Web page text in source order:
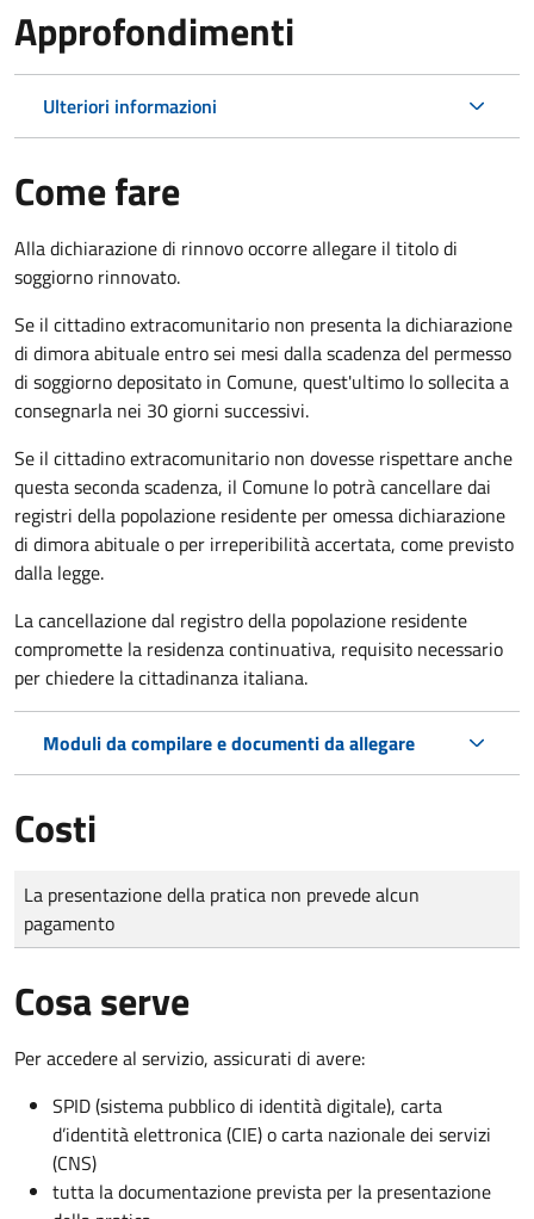
Approfondimenti
Ulteriori informazioni
Come fare
Alla dichiarazione di rinnovo occorre allegare il titolo di
soggiorno rinnovato.
Se il cittadino extracomunitario non presenta la dichiarazione
di dimora abituale entro sei mesi dalla scadenza del permesso
di soggiorno depositato in Comune, quest'ultimo lo sollecita a
consegnarla nei 30 giorni successivi.
Se il cittadino extracomunitario non dovesse rispettare anche
questa seconda scadenza, il Comune lo potrà cancellare dai
registri della popolazione residente per omessa dichiarazione
di dimora abituale o per irreperibilità accertata, come previsto
dalla legge.
La cancellazione dal registro della popolazione residente
compromette la residenza continuativa, requisito necessario
per chiedere la cittadinanza italiana.
Moduli da compilare e documenti da allegare
Costi
Tipo di pagamento
Importo
La presentazione della pratica non prevede alcun
pagamento
Cosa serve
Per accedere al servizio, assicurati di avere:
SPID (sistema pubblico di identità digitale), carta
d’identità elettronica (CIE) o carta nazionale dei servizi
(CNS)
tutta la documentazione prevista per la presentazione